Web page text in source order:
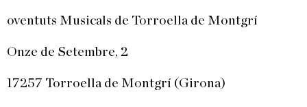
oventuts Musicals de Torroella de Montgrí
Onze de Setembre, 2
17257 Torroella de Montgrí (Girona)